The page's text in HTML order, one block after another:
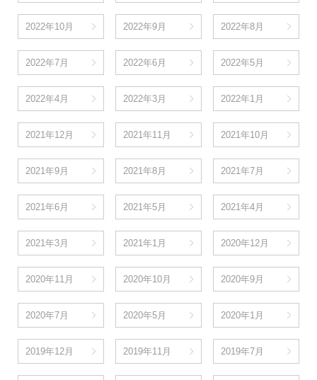
2022年10月 2022年9月 2022年8月
2022年7月 2022年6月 2022年5月
2022年4月 2022年3月 2022年1月
2021年12月 2021年11月 2021年10月
2021年9月 2021年8月 2021年7月
2021年6月 2021年5月 2021年4月
2021年3月 2021年1月 2020年12月
2020年11月 2020年10月 2020年9月
2020年7月 2020年5月 2020年1月
2019年12月 2019年11月 2019年7月